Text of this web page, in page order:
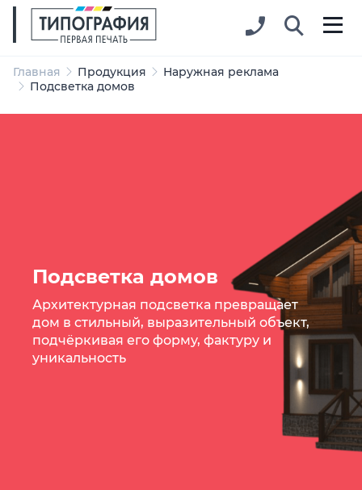
Главная Продукция
Наружная реклама
Подсветка домов
Подсветка домов
Архитектурная подсветка превращает
дом в стильный, выразительный объект,
подчёркивая его форму, фактуру и
уникальность